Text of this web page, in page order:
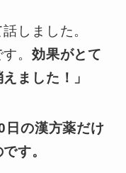
しました。
。 効果がとて
ました！」
日の漢方薬だけ
す。